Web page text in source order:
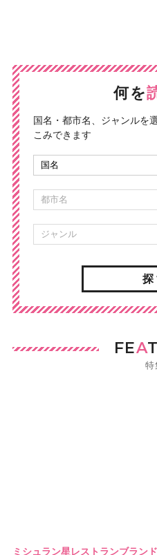
何を
国名・都市名、ジャンルを
こみできます
探
FEA
特
ミシュラン星レストランブラン